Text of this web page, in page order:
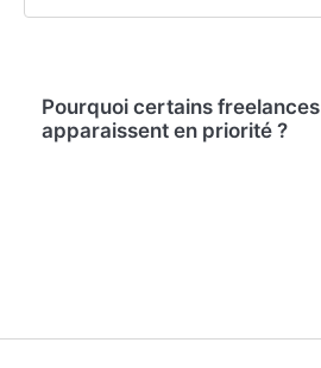
Pourquoi certains freelances
apparaissent en priorité ?